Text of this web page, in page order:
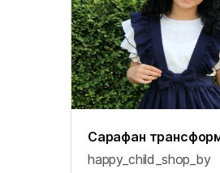
Сарафан
happy_child_shop_by